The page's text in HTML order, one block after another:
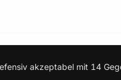
akzeptabel mit 14